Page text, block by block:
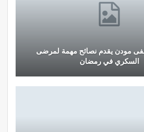
مودن يقدم نصائح مهمة لمرضى
السكري في رمضان